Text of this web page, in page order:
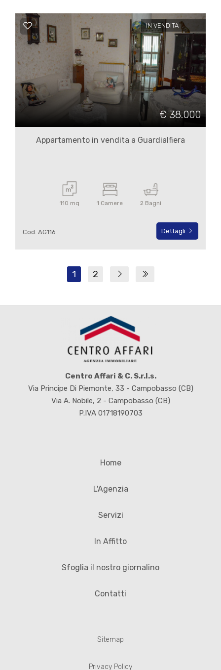
IN VENDITA
€ 38.000
Appartamento in vendita a Guardialfiera
110 mq 1 Camere 2 Bagni
Cod. AG116 Dettagli
1 2
Centro Affari & C. S.r.l.s.
Via Principe Di Piemonte, 33 - Campobasso (CB)
Via A. Nobile, 2 - Campobasso (CB)
P.IVA 01718190703
Home
L'Agenzia
Servizi
In Affitto
Sfoglia il nostro giornalino
Contatti
Sitemap
Privacy Policy